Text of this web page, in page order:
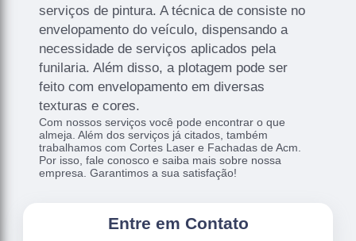
serviços de pintura. A técnica de consiste no
envelopamento do veículo, dispensando a
necessidade de serviços aplicados pela
funilaria. Além disso, a plotagem pode ser
feito com envelopamento em diversas
texturas e cores.
Com nossos serviços você pode encontrar o que
almeja. Além dos serviços já citados, também
trabalhamos com Cortes Laser e Fachadas de Acm.
Por isso, fale conosco e saiba mais sobre nossa
empresa. Garantimos a sua satisfação!
Entre em Contato